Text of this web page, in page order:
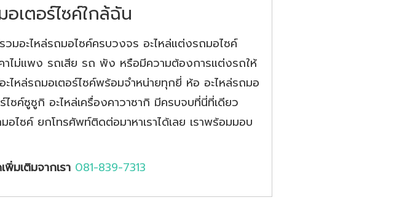
อเตอร์ไซค์ใกล้ฉัน
มอะไหล่รถมอไซค์ครบวงจร อะไหล่แต่งรถมอไซค์
ไม่แพง รถเสีย รถ พัง หรือมีความต้องการแต่งรถให้
ไหล่รถมอเตอร์ไซค์พร้อมจำหน่ายทุกยี่ ห้อ อะไหล่รถมอ
ไซค์ซูซูกิ อะไหล่เครื่องคาวาซากิ มีครบจบที่นี่ที่เดียว
ซค์ ยกโทรศัพท์ติดต่อมาหาเราได้เลย เราพร้อมมอบ
มเติมจากเรา 081-839-7313